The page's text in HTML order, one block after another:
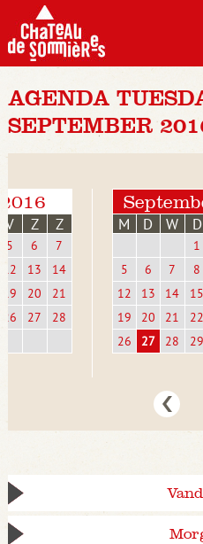
AGENDA
SEPTEMBER
V Z Z
5 6
7
12
13
14
19
20
21
26
27 28
M D W D
1
5
6 7 8
12
13 14 15
19
20 21 22
26
27 28 29